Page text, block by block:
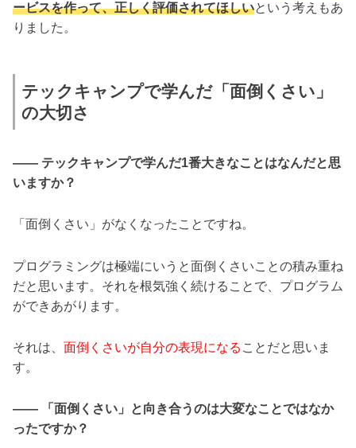
ービスを作って、正しく評価されてほしいという考えもあ
りました。
テックキャンプで学んだ「面倒くさい」
の大切さ
―― テックキャンプで学んだ1番大きなことはなんだと思
いますか？
「面倒くさい」がなくなったことですね。
プログラミングは極端にいうと面倒くさいことの積み重ね
だと思います。それを根気強く続けることで、プログラム
ができあがります。
それは、 面倒くさいが自分の表現になる ことだと思いま
す。
―― 「面倒くさい」と向き合うのは大変なことではなか
ったですか？